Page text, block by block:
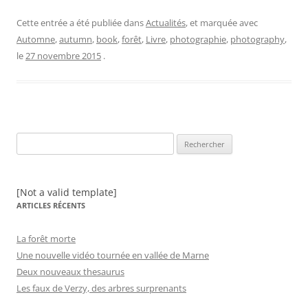
Cette entrée a été publiée dansActualités, et marquée avec
Automne,autumn, book,forêt, Livre, photographie, photography,
le27 novembre 2015 .
[Not a valid template]
ARTICLES RÉCENTS
La forêt morte
Une nouvelle vidéo tournée en vallée de Marne
Deux nouveaux thesaurus
Les faux de Verzy, des arbres surprenants